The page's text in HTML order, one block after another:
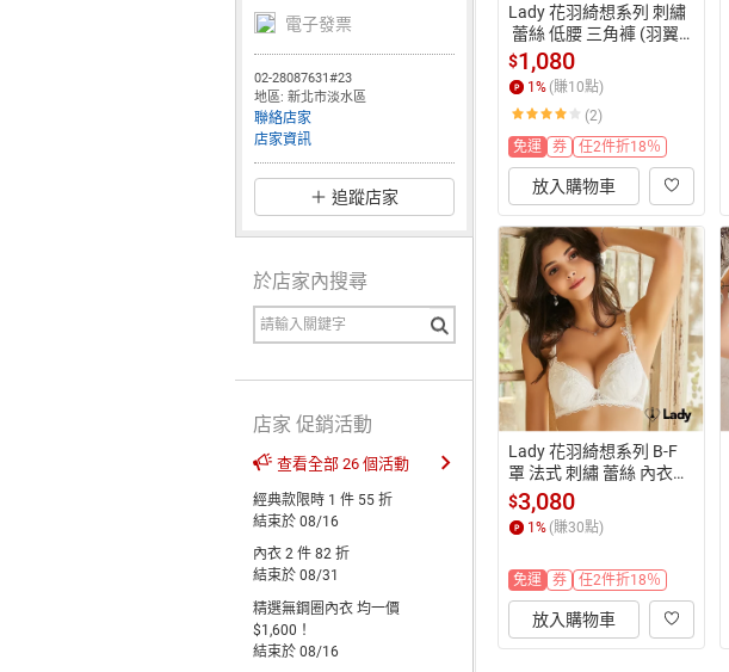
Lady 花羽綺想系列 刺繡
蕾絲 低腰 三角褲 (羽翼
白)
$1,080
1% (賺10點)
(2)
免運
券 任2件折18％
放入購物車
Lady 花羽綺想系列 B-F
罩 法式 刺繡 蕾絲 內衣
(羽翼白)
$3,080
1% (賺30點)
免運 券 任2件折18％
放入購物車
電子發票
02-28087631#23
地區: 新北市淡水區
聯絡店家
店家資訊
追蹤店家
於店家內搜尋
店家 促銷活動
查看全部 26 個活動
經典款限時 1 件 55 折
結束於 08/16
內衣 2 件 82 折
結束於 08/31
精選無鋼圈內衣 均一價
$1,600！
結束於 08/16